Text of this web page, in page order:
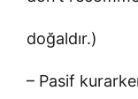
doğaldır.)
– Pasif